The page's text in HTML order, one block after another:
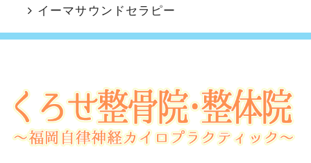
イーマサウンドセラピー